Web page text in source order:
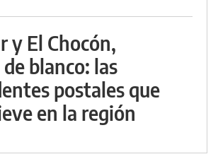
y El Chocón,
blanco: las
postales que
en la región